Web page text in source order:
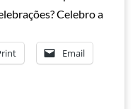
Celebro a
Email